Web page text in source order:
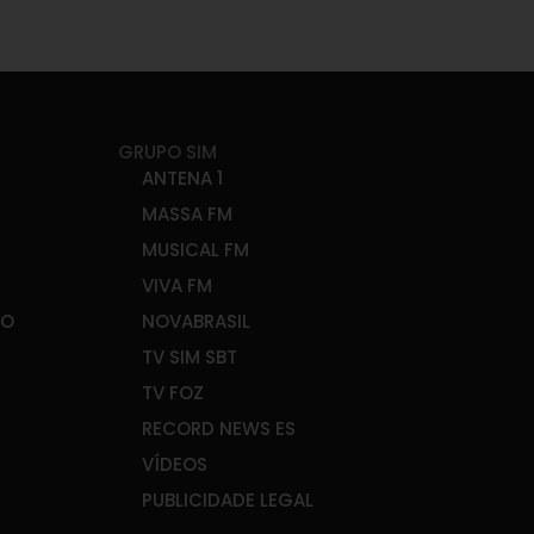
GRUPO SIM
ANTENA 1
MASSA FM
MUSICAL FM
VIVA FM
NOVABRASIL
TV SIM SBT
TV FOZ
RECORD NEWS ES
VÍDEOS
PUBLICIDADE LEGAL